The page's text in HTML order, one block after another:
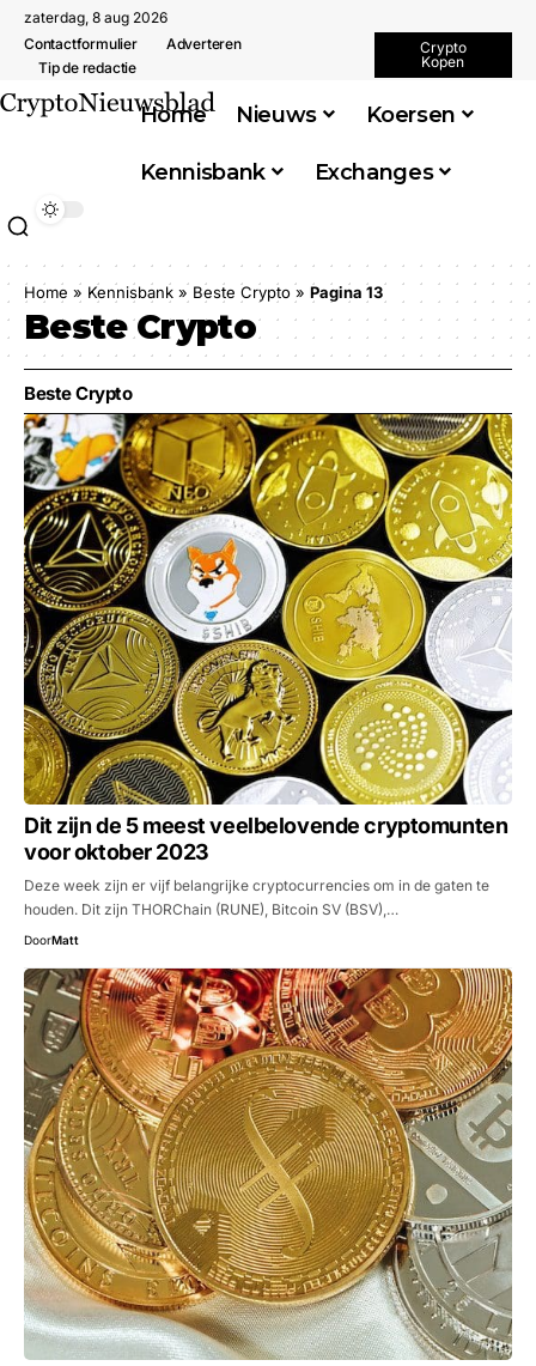
zaterdag, 8 aug 2026
Contactformulier
Adverteren
Tip de redactie
Crypto
Kopen
Home Nieuws Koersen
Kennisbank Exchanges
Home » Kennisbank » Beste Crypto » Pagina 13
Beste Crypto
Beste Crypto
Dit zijn de 5 meest veelbelovende cryptomunten
voor oktober 2023
Deze week zijn er vijf belangrijke cryptocurrencies om in de gaten te
houden. Dit zijn THORChain (RUNE), Bitcoin SV (BSV),…
DoorMatt